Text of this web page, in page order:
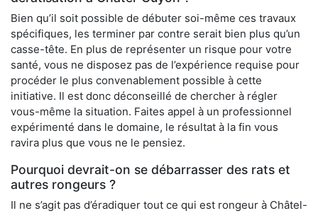
Bien qu’il soit possible de débuter soi-même ces travaux
spécifiques, les terminer par contre serait bien plus qu’un
casse-tête. En plus de représenter un risque pour votre
santé, vous ne disposez pas de l’expérience requise pour
procéder le plus convenablement possible à cette
initiative. Il est donc déconseillé de chercher à régler
vous-même la situation. Faites appel à un professionnel
expérimenté dans le domaine, le résultat à la fin vous
ravira plus que vous ne le pensiez.
Pourquoi devrait-on se débarrasser des rats et
autres rongeurs ?
Il ne s’agit pas d’éradiquer tout ce qui est rongeur à Châtel-